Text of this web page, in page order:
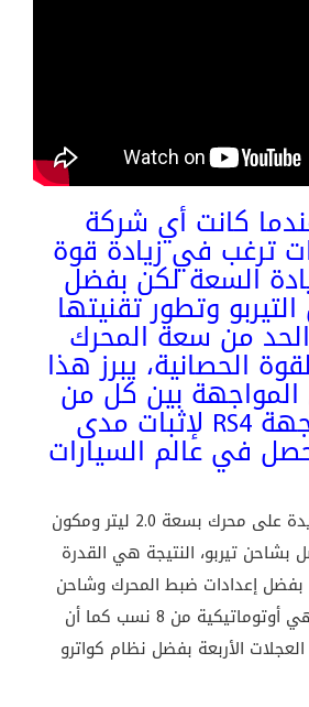
كانت أي شركة
ترغب في زيادة قوة
السعة لكن بفضل
وتطور تقنيتها
من سعة المحرك
الحصانية، يبرز هذا
المواجهة بين كل من
أودي S3 بمواجهة RS4 لإثبات مدى
في عالم السيارات
تحتوي أودي S3 الجديدة على محرك بسعة 2.0 ليتر ومكون
بشاحن تيربو، النتيجة هي القدرة
300 حصان بفضل إعدادات ضبط المحرك وشاحن
التيربو، علبة التروس هي أوتوماتيكية من 8 نسب كما أن
الأربعة بفضل نظام كواترو